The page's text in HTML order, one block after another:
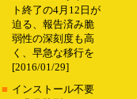
ト終了の4月12日が
迫る、報告済み脆
弱性の深刻度も高
く、早急な移行を
[2016/01/29]
■ インストール不要